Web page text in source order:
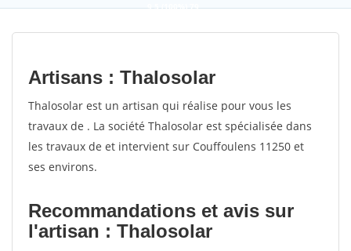
9,5(100%)79
votes
Artisans : Thalosolar
Thalosolar est un artisan qui réalise pour vous les
travaux de . La société Thalosolar est spécialisée dans
les travaux de et intervient sur Couffoulens 11250 et
ses environs.
Recommandations et avis sur
l'artisan : Thalosolar